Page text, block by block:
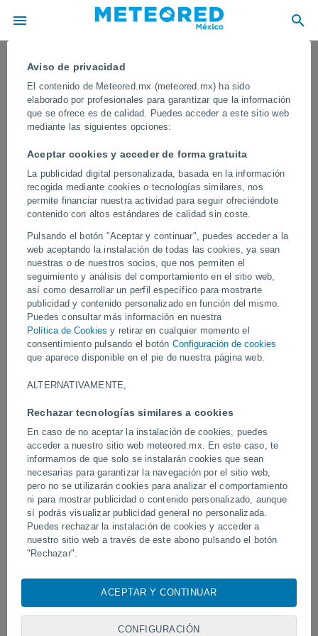
Aviso de privacidad
El contenido de Meteored.mx (meteored.mx) ha sido
elaborado por profesionales para garantizar que la información
que se ofrece es de calidad. Puedes acceder a este sitio web
mediante las siguientes opciones:
Aceptar cookies y acceder de forma gratuita
La publicidad digital personalizada, basada en la información
recogida mediante cookies o tecnologías similares, nos
permite financiar nuestra actividad para seguir ofreciéndote
contenido con altos estándares de calidad sin coste.
Pulsando el botón "Aceptar y continuar", puedes acceder a la
web aceptando la instalación de todas las cookies, ya sean
nuestras o de nuestros socios, que nos permiten el
seguimiento y análisis del comportamiento en el sitio web,
así como desarrollar un perfil específico para mostrarte
publicidad y contenido personalizado en función del mismo.
Puedes consultar más información en nuestra
Política de Cookies y retirar en cualquier momento el
consentimiento pulsando el botón Configuración de cookies
que aparece disponible en el pie de nuestra página web.
ALTERNATIVAMENTE,
Rechazar tecnologías similares a cookies
En caso de no aceptar la instalación de cookies, puedes
acceder a nuestro sitio web meteored.mx. En este caso, te
informamos de que solo se instalarán cookies que sean
necesarias para garantizar la navegación por el sitio web,
pero no se utilizarán cookies para analizar el comportamiento
ni para mostrar publicidad o contenido personalizado, aunque
sí podrás visualizar publicidad general no personalizada.
Puedes rechazar la instalación de cookies y acceder a
nuestro sitio web a través de este abono pulsando el botón
"Rechazar".
cookies, identificadores únicos o tecnologías similares para
visita en este sitio web, las direcciones IP y los
identificadores de cookies. Es posible que algunos
ACEPTAR Y CONTINUAR
CONFIGURACIÓN
Una extraña iridiscencia aparece en el
cielo de Estambul, Turquía
Las iridiscencias se generan cuando la radiación solar o la
procedente de la luna inciden bajo un ángulo determinado sobre
un conjunto de pequeñas gotas de agua y cristales en nubes
medias y altas.
Vídeos
Tornados y lluvias torrenciales en
Pelotas, Brasil.
Ondas tropicales,
mexicano dejarán
Síguenos